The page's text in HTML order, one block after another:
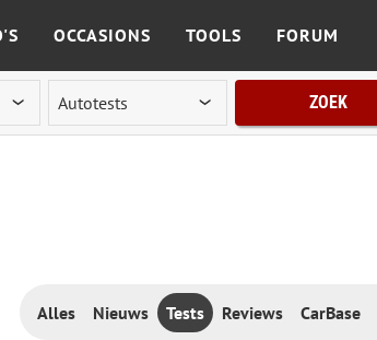
OCCASIONS TOOLS FORUM
ZOEK
Alles Nieuws Tests Reviews CarBase